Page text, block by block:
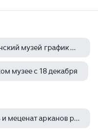
легенды ссср каменск шахтинский музей график работы
музее с 18 декабря
известный предприниматель и меценат арканов решил основать музей для пропаганды